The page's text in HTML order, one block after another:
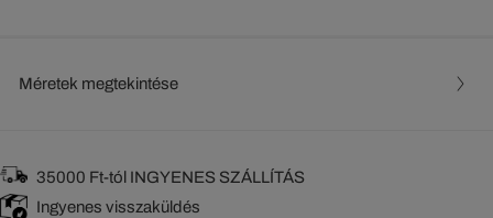
Méretek megtekintése
35000 Ft-tól INGYENES SZÁLLÍTÁS
Ingyenes visszaküldés